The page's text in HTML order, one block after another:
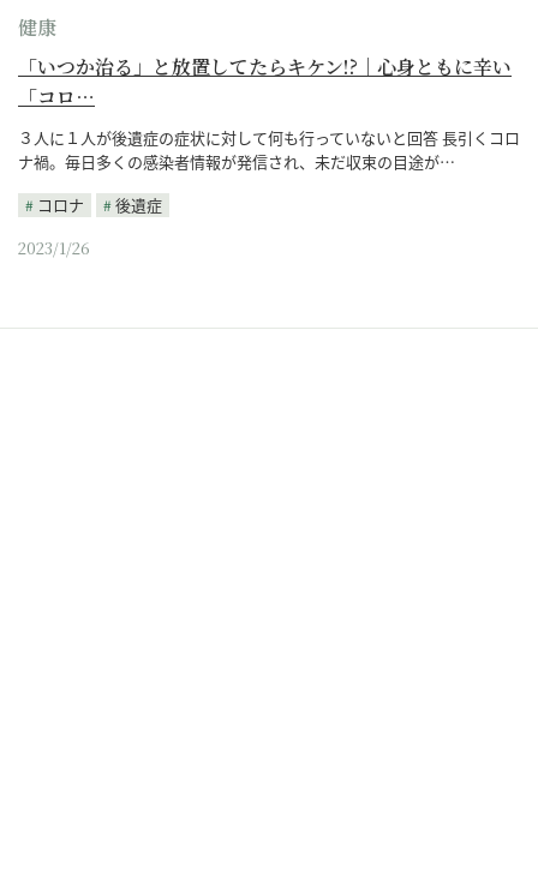
健康
「いつか治る」と放置してたらキケン!?｜心身ともに辛い
「コロ…
３人に１人が後遺症の症状に対して何も行っていないと回答 長引くコロ
ナ禍。毎日多くの感染者情報が発信され、未だ収束の目途が…
コロナ
後遺症
2023/1/26